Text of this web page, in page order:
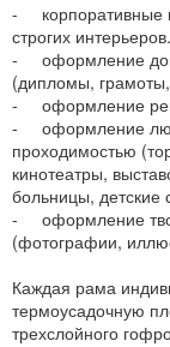
- корпоративные
строгих интерьеров.
- оформление
(дипломы,
- оформление
- оформление
проходимостью
кинотеатры,
больницы,
- оформление
(фотографии,
Каждая рама
термоусадочную
трехслойного